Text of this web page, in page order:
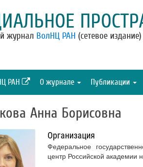
журнал ВолНЦ РАН (сетевое издание)
РАН О журнале Публикации
Анна Борисовна
Организация
Федеральное
центр Российской